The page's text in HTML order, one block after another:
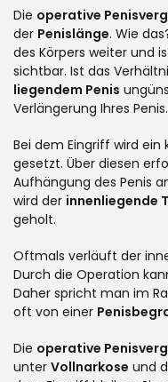
Die operative
der Penislänge. Wie
des Körpers weiter und
sichtbar. Ist das
liegendem Penis
Verlängerung Ihres Penis.
Bei dem Eingriff wird ein
gesetzt. Über diesen
Aufhängung des Penis
wird der innenliegende
geholt.
Oftmals verläuft der
Durch die Operation
Daher spricht man im
oft von einer
Die operative
unter Vollnarkose und